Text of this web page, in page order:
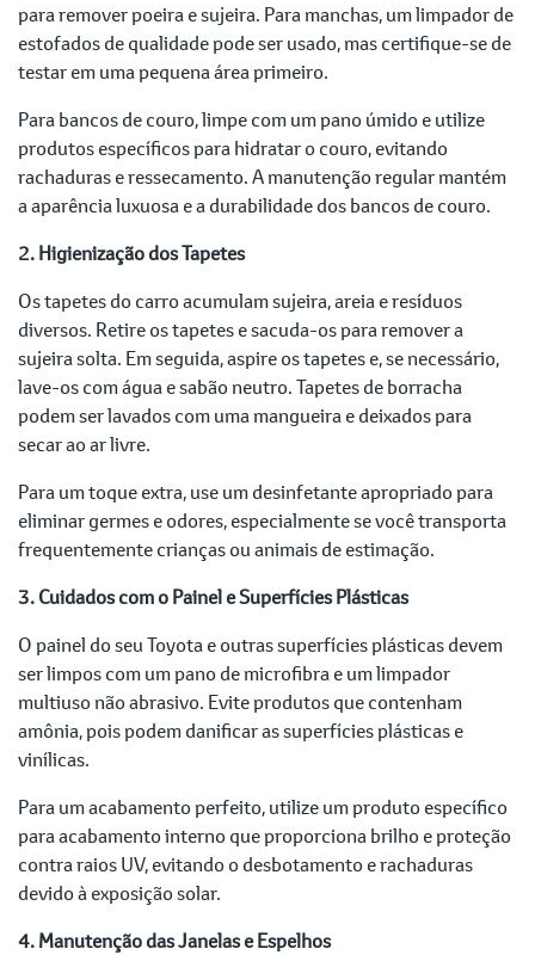
para remover poeira e sujeira. Para manchas, um limpador de
estofados de qualidade pode ser usado, mas certifique-se de
testar em uma pequena área primeiro.
Para bancos de couro, limpe com um pano úmido e utilize
produtos específicos para hidratar o couro, evitando
rachaduras e ressecamento. A manutenção regular mantém
a aparência luxuosa e a durabilidade dos bancos de couro.
2. Higienização dos Tapetes
Os tapetes do carro acumulam sujeira, areia e resíduos
diversos. Retire os tapetes e sacuda-os para remover a
sujeira solta. Em seguida, aspire os tapetes e, se necessário,
lave-os com água e sabão neutro. Tapetes de borracha
podem ser lavados com uma mangueira e deixados para
secar ao ar livre.
Para um toque extra, use um desinfetante apropriado para
eliminar germes e odores, especialmente se você transporta
frequentemente crianças ou animais de estimação.
3. Cuidados com o Painel e Superfícies Plásticas
O painel do seu Toyota e outras superfícies plásticas devem
ser limpos com um pano de microfibra e um limpador
multiuso não abrasivo. Evite produtos que contenham
amônia, pois podem danificar as superfícies plásticas e
vinílicas.
Para um acabamento perfeito, utilize um produto específico
para acabamento interno que proporciona brilho e proteção
contra raios UV, evitando o desbotamento e rachaduras
devido à exposição solar.
4. Manutenção das Janelas e Espelhos